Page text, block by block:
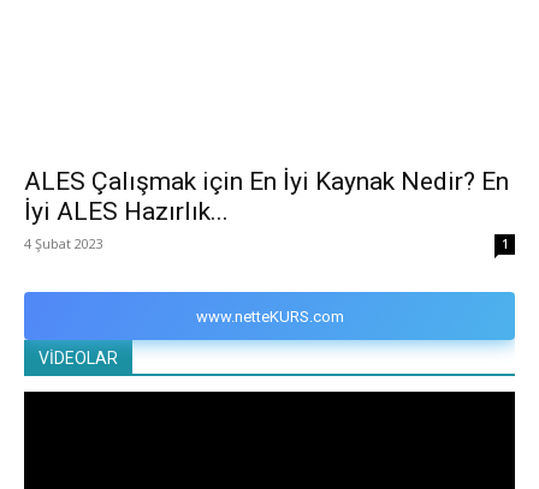
ALES Çalışmak için En İyi Kaynak Nedir? En
İyi ALES Hazırlık...
4 Şubat 2023 1
www.netteKURS.com
VİDEOLAR